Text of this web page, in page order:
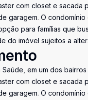
com closet e sacada
garagem. O
para famílias que
do imóvel sujeitos a
em um dos
com closet e sacada
garagem. O